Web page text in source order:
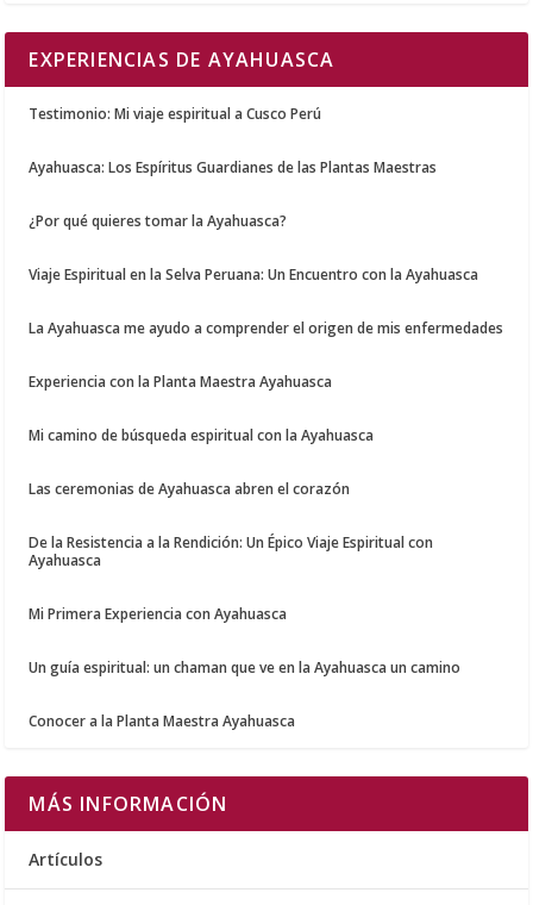
EXPERIENCIAS DE AYAHUASCA
Testimonio: Mi viaje espiritual a Cusco Perú
Ayahuasca: Los Espíritus Guardianes de las Plantas Maestras
¿Por qué quieres tomar la Ayahuasca?
Viaje Espiritual en la Selva Peruana: Un Encuentro con la Ayahuasca
La Ayahuasca me ayudo a comprender el origen de mis enfermedades
Experiencia con la Planta Maestra Ayahuasca
Mi camino de búsqueda espiritual con la Ayahuasca
Las ceremonias de Ayahuasca abren el corazón
De la Resistencia a la Rendición: Un Épico Viaje Espiritual con
Ayahuasca
Mi Primera Experiencia con Ayahuasca
Un guía espiritual: un chaman que ve en la Ayahuasca un camino
Conocer a la Planta Maestra Ayahuasca
MÁS INFORMACIÓN
Artículos